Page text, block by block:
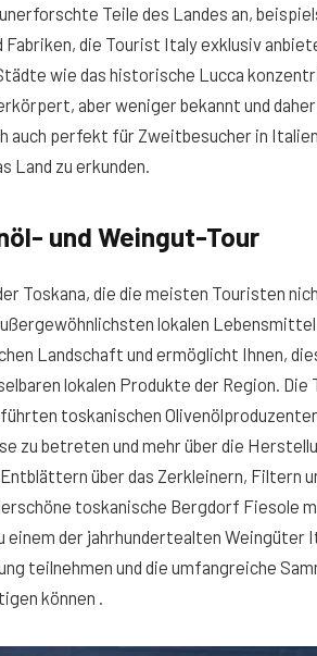
Teile des Landes an,
Fabriken, die Tourist Italy exklusiv
wie das historische Lucca
aber weniger bekannt und
auch perfekt für Zweitbesucher in
zu erkunden.
und Weingut-Tour
Toskana, die die meisten Touristen
lokalen
Landschaft und ermöglicht Ihnen,
lokalen Produkte der Region. Die
toskanischen
zu betreten und mehr über die
über das Zerkleinern, Filtern
toskanische Bergdorf Fiesole
einem der jahrhundertealten Weingüter
teilnehmen und die umfangreiche
können .